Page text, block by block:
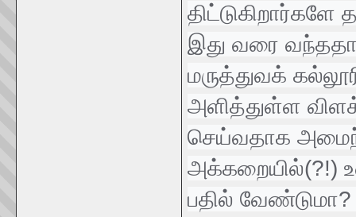
திட்டுகிறார்களே
இது வரை
மருத்துவக்
அளித்துள்ள
செய்வதாக
அக்கறையில்(?!)
பதில்